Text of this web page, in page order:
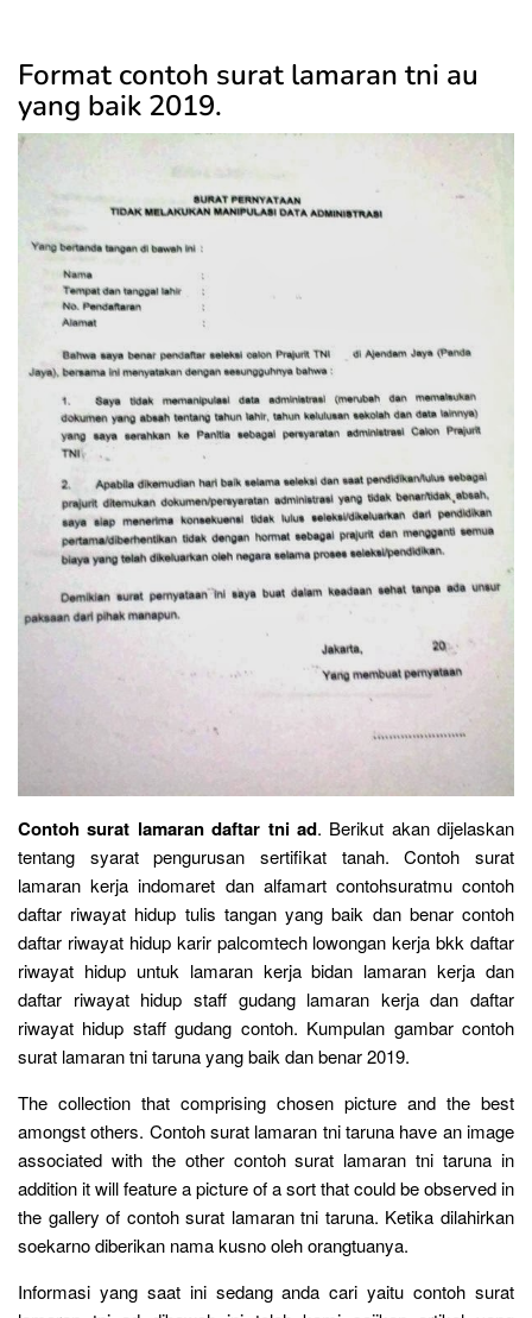
Format contoh surat lamaran tni au
yang baik 2019.
Contoh surat lamaran daftar tni ad. Berikut akan dijelaskan
tentang syarat pengurusan sertifikat tanah. Contoh surat
lamaran kerja indomaret dan alfamart contohsuratmu contoh
daftar riwayat hidup tulis tangan yang baik dan benar contoh
daftar riwayat hidup karir palcomtech lowongan kerja bkk daftar
riwayat hidup untuk lamaran kerja bidan lamaran kerja dan
daftar riwayat hidup staff gudang lamaran kerja dan daftar
riwayat hidup staff gudang contoh. Kumpulan gambar contoh
surat lamaran tni taruna yang baik dan benar 2019.
The collection that comprising chosen picture and the best
amongst others. Contoh surat lamaran tni taruna have an image
associated with the other contoh surat lamaran tni taruna in
addition it will feature a picture of a sort that could be observed in
the gallery of contoh surat lamaran tni taruna. Ketika dilahirkan
soekarno diberikan nama kusno oleh orangtuanya.
Informasi yang saat ini sedang anda cari yaitu contoh surat